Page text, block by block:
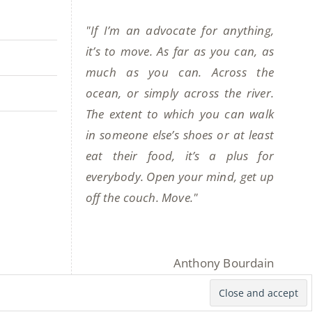
"If I’m an advocate for anything,
it’s to move. As far as you can, as
much as you can. Across the
ocean, or simply across the river.
The extent to which you can walk
in someone else’s shoes or at least
eat their food, it’s a plus for
everybody. Open your mind, get up
off the couch. Move."
Anthony Bourdain